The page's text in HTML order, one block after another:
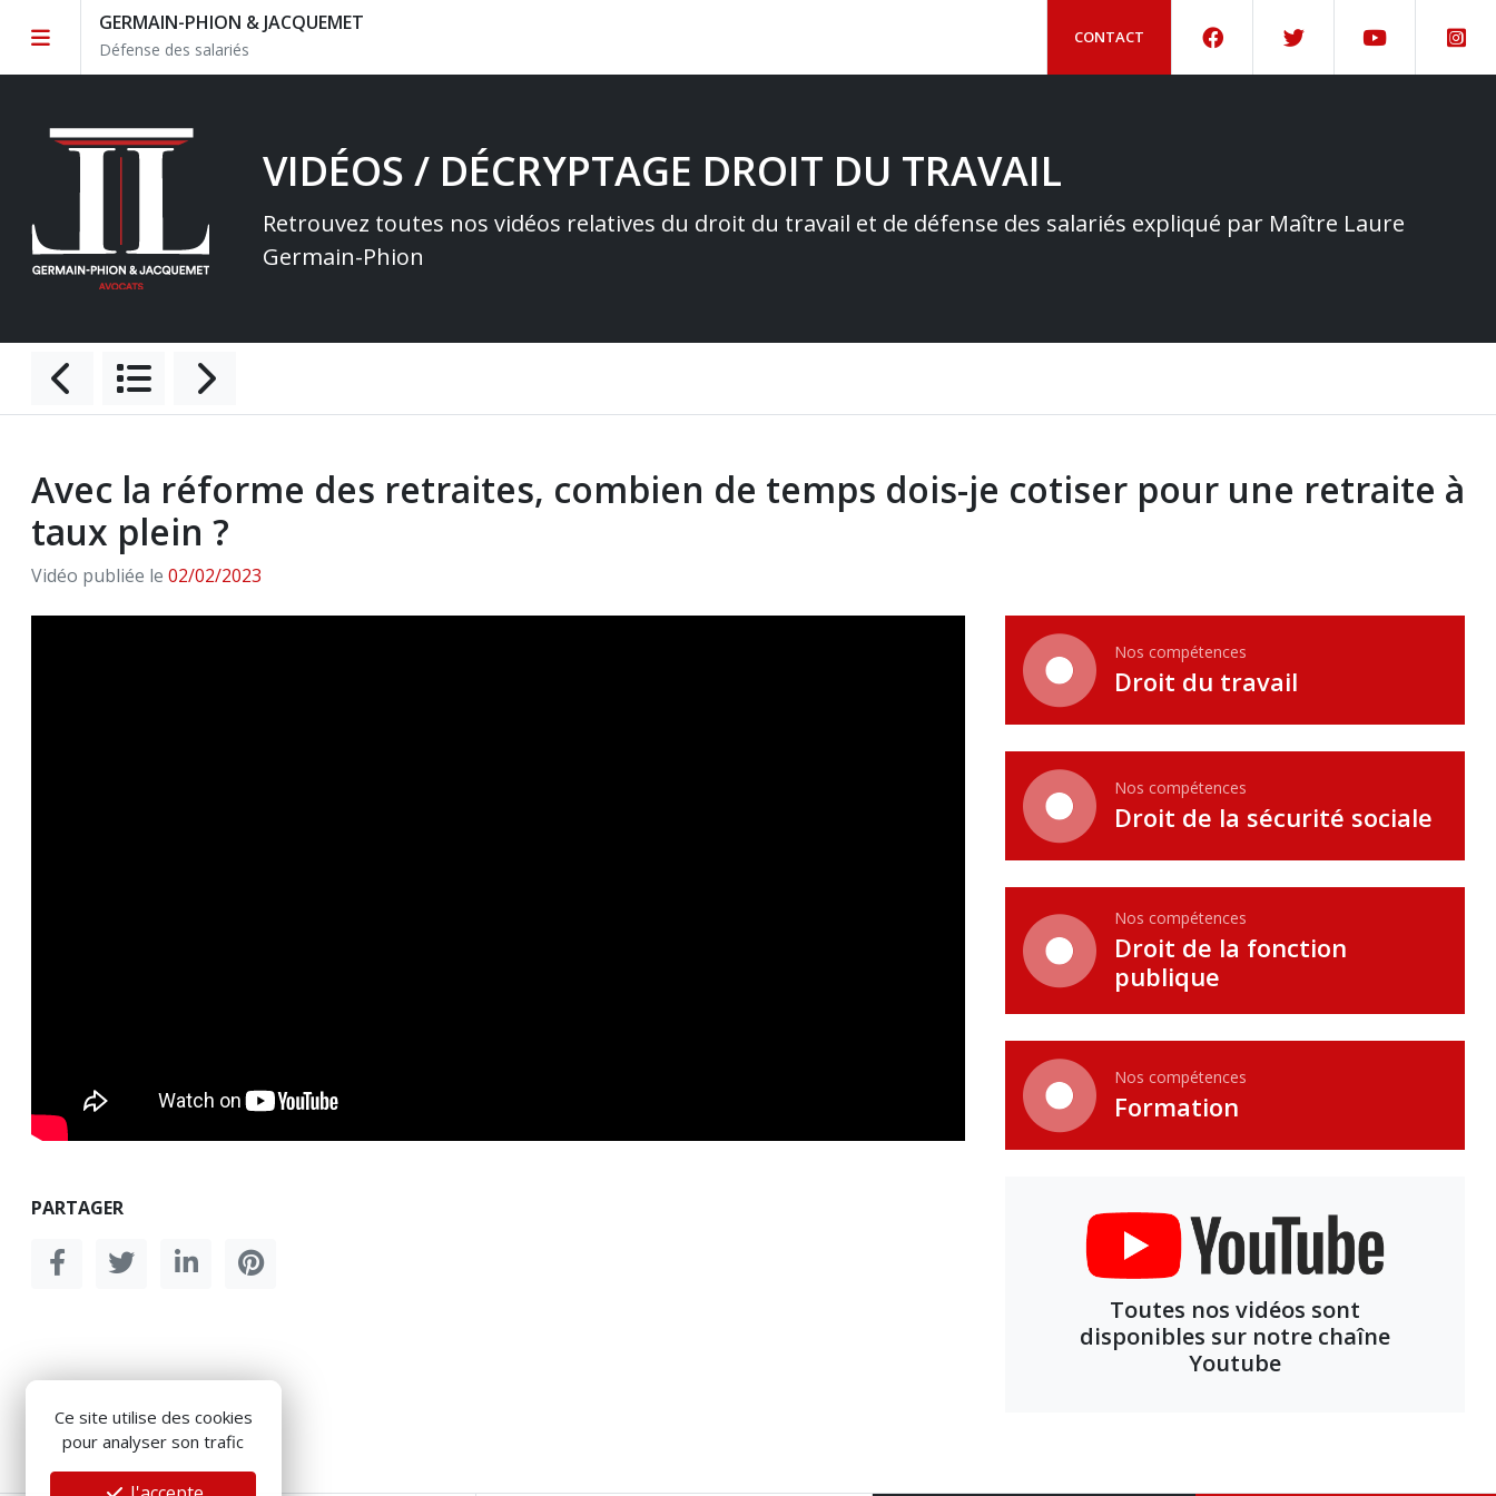
GERMAIN-PHION & JACQUEMET
Défense des salariés
CONTACT
VIDÉOS / DÉCRYPTAGE DROIT DU TRAVAIL
Retrouvez toutes nos vidéos relatives du droit du travail et de défense des salariés expliqué par Maître Laure
Germain-Phion
Avec la réforme des retraites, combien de temps dois-je cotiser pour une retraite à
taux plein ?
Vidéo publiée le 02/02/2023
PARTAGER
Nos compétences
Droit du travail
Nos compétences
Droit de la sécurité sociale
Nos compétences
Droit de la fonction
publique
Nos compétences
Formation
Toutes nos vidéos sont
disponibles sur notre chaîne
Youtube
Ce site utilise des cookies
pour analyser son trafic